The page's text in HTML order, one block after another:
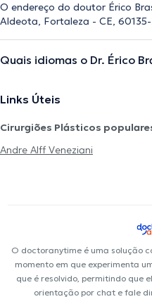
O endereço do doutor Érico
Aldeota, Fortaleza - CE,
Quais idiomas o Dr. Érico
Links Úteis
Cirurgiões Plásticos
Andre Alff Veneziani
O doctoranytime é uma solução
momento em que experimenta
que é resolvido, permitindo que
orientação por chat e fale